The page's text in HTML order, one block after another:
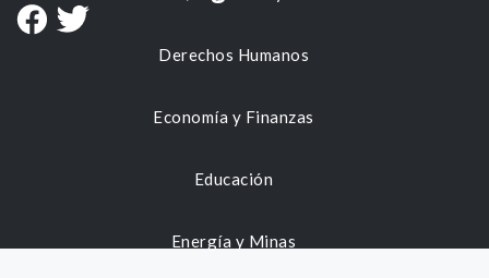
Derechos Humanos
Economía y Finanzas
Educación
Energía y Minas